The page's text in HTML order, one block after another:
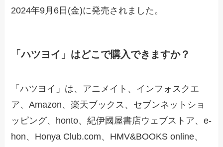
2024年9月6日(金)に発売されました。
「ハツヨイ」はどこで購入できますか？
「ハツヨイ」は、アニメイト、インフォスクエ
ア、Amazon、楽天ブックス、セブンネットショ
ッピング、honto、紀伊國屋書店ウェブストア、e-
hon、Honya Club.com、HMV&BOOKS online、